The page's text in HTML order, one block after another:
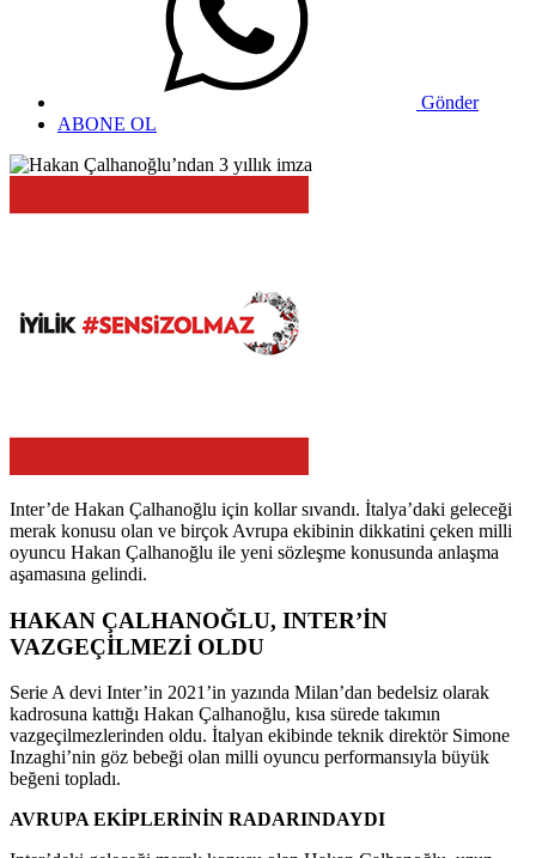
Gönder
ABONE OL
Inter’de Hakan Çalhanoğlu için kollar sıvandı. İtalya’daki geleceği
merak konusu olan ve birçok Avrupa ekibinin dikkatini çeken milli
oyuncu Hakan Çalhanoğlu ile yeni sözleşme konusunda anlaşma
aşamasına gelindi.
HAKAN ÇALHANOĞLU, INTER’İN
VAZGEÇİLMEZİ OLDU
Serie A devi Inter’in 2021’in yazında Milan’dan bedelsiz olarak
kadrosuna kattığı Hakan Çalhanoğlu, kısa sürede takımın
vazgeçilmezlerinden oldu. İtalyan ekibinde teknik direktör Simone
Inzaghi’nin göz bebeği olan milli oyuncu performansıyla büyük
beğeni topladı.
AVRUPA EKİPLERİNİN RADARINDAYDI